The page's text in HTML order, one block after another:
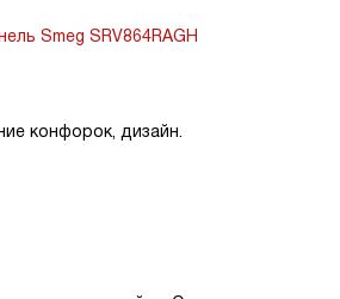
Smeg SRV864RAGH
конфорок, дизайн.